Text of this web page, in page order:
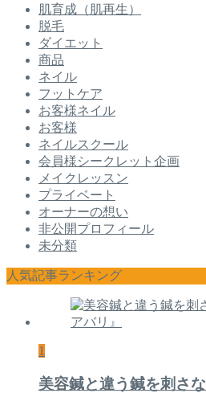
肌育成（肌再生）
脱毛
ダイエット
商品
ネイル
フットケア
お客様ネイル
お客様
ネイルスクール
会員様シークレット企画
メイクレッスン
プライベート
オーナーの想い
非公開プロフィール
未分類
人気記事ランキング
1
美容鍼と違う鍼を刺さ